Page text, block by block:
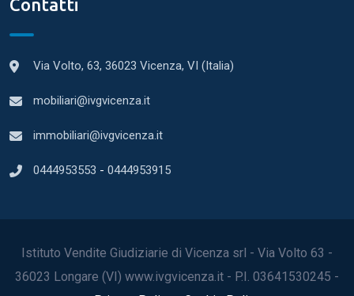
Contatti
Via Volto, 63, 36023 Vicenza, VI (Italia)
mobiliari@ivgvicenza.it
immobiliari@ivgvicenza.it
0444953553 - 0444953915
Istituto Vendite Giudiziarie di Vicenza srl - Via Volto 63 -
36023 Longare (VI) www.ivgvicenza.it - P.I. 03641530245 -